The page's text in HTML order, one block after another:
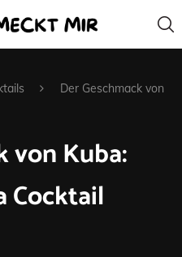
Der Geschmack von
von Kuba:
Cocktail